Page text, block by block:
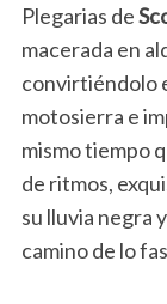
Plegarias de
macerada en
convirtiéndolo
motosierra e
mismo tiempo
de ritmos,
su lluvia negra
camino de lo